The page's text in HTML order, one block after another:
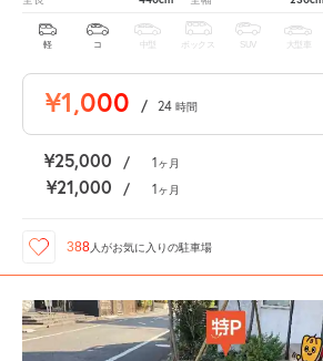
軽 コ 中型 ボックス SUV 大型車
¥1,000 / 24 時間
¥25,000 / 1ヶ月
¥21,000 / 1ヶ月
388 人がお気に入りの駐車場